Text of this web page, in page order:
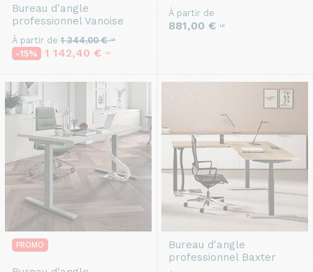
Bureau d'angle
professionnelVanoise
À partir de 1 344,00 €HT
-15% 1 142,40 € HT
À partir de
881,00 € HT
PROMO
Bureau d'angle
professionnel Baxter